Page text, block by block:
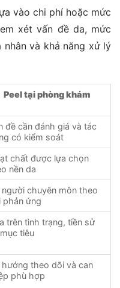
vào chi phí hoặc mức
xét vấn đề da, mức
và khả năng xử lý
Peel tại phòng khám
đề cần đánh giá và tác
có kiểm soát
chất được lựa chọn
nền da
người chuyên môn theo
phản ứng
trên tình trạng, tiền sử
tiêu
hướng theo dõi và can
phù hợp